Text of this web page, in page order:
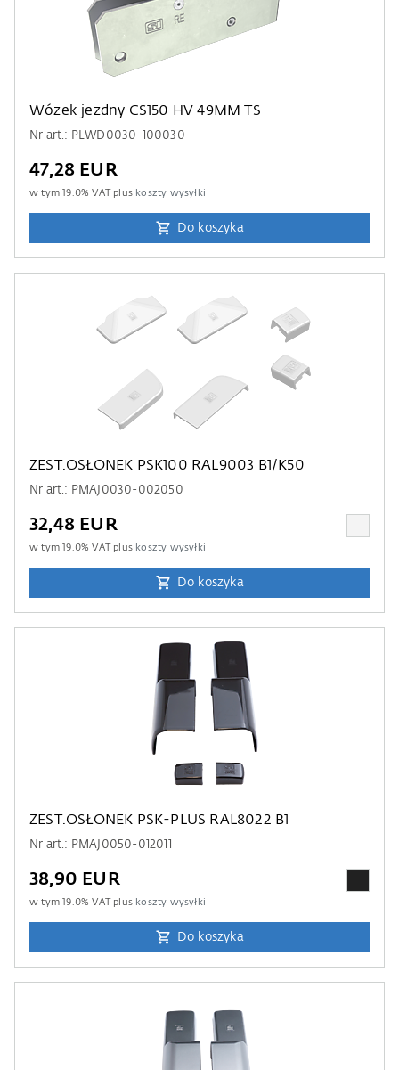
Wózek jezdny CS150 HV 49MM TS
Nr art.: PLWD0030-100030
47,28 EUR
w tym19.0% VAT plus koszty wysyłki
Do koszyka
ZEST.OSŁONEK PSK100 RAL9003 B1/K50
Nr art.: PMAJ0030-002050
32,48 EUR
w tym19.0% VAT plus koszty wysyłki
Do koszyka
ZEST.OSŁONEK PSK-PLUS RAL8022 B1
Nr art.: PMAJ0050-012011
38,90 EUR
w tym19.0% VAT plus koszty wysyłki
Do koszyka